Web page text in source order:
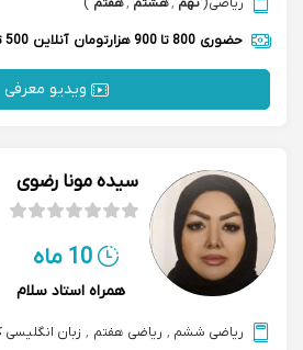
حضوری 800 تا 900 هزارتومان آنلاین 500 تا 600 هزارتومان
ویدیو معرفی
سیده مونا رضوی
10 ماه
همراه استاد سلام
ریاضی ششم , ریاضی هفتم , زبان انگلیسی